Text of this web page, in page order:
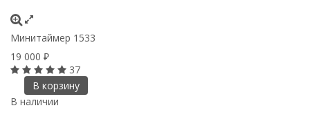
Минитаймер 1533
19 000 ₽
37
В корзину
В наличии